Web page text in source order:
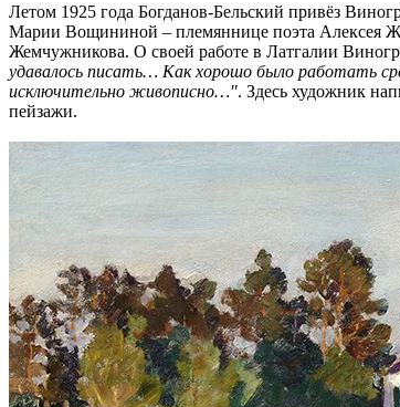
Летом 1925 года Богданов-Бельский привёз
Марии Вощининой – племяннице поэта Алексея
Жемчужникова. О своей работе в Латгалии
удавалось писать… Как хорошо было работать
исключительно живописно…". Здесь художник
пейзажи.